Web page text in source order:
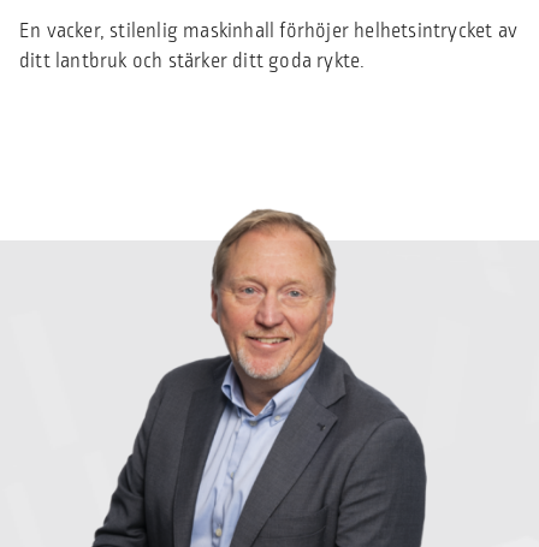
En vacker, stilenlig maskinhall förhöjer helhetsintrycket av
ditt lantbruk och stärker ditt goda rykte.